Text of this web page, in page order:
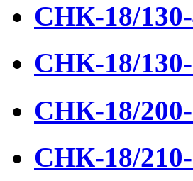
СНК-18/
СНК-18/
СНК-18/
СНК-18/